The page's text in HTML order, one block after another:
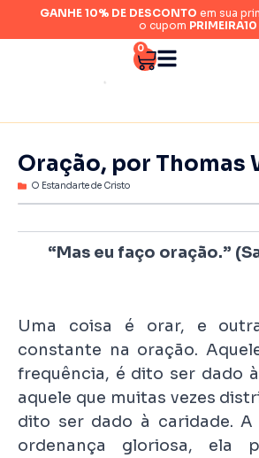
GANHE 10% DE DESCONTO em sua
o cupom PRIMEIRA10
0
Oração, por Thomas
O Estandarte de Cristo
“Mas eu faço oração.”
Uma coisa é orar, e
constante na oração.
frequência, é dito ser dado
aquele que muitas vezes
dito ser dado à caridade. A
ordenança gloriosa, ela